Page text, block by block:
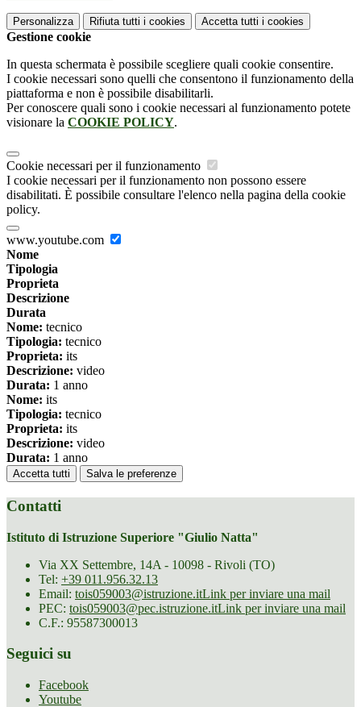
Personalizza Rifiuta tutti i cookies Accetta tutti i cookies
Gestione cookie
In questa schermata è possibile scegliere quali cookie consentire.
I cookie necessari sono quelli che consentono il funzionamento della
piattaforma e non è possibile disabilitarli.
Per conoscere quali sono i cookie necessari al funzionamento potete
visionare la COOKIE POLICY.
Cookie necessari per il funzionamento
I cookie necessari per il funzionamento non possono essere
disabilitati. È possibile consultare l'elenco nella pagina della cookie
policy.
www.youtube.com
Nome
Tipologia
Proprieta
Descrizione
Durata
Nome: tecnico
Tipologia: tecnico
Proprieta: its
Descrizione: video
Durata: 1 anno
Nome: its
Tipologia: tecnico
Proprieta: its
Descrizione: video
Durata: 1 anno
Accetta tutti Salva le preferenze
Contatti
Istituto di Istruzione Superiore "Giulio Natta"
Via XX Settembre, 14A - 10098 - Rivoli (TO)
Tel: +39 011.956.32.13
Email: tois059003@istruzione.itLink per inviare una mail
PEC: tois059003@pec.istruzione.itLink per inviare una mail
C.F.: 95587300013
Seguici su
Facebook
Youtube